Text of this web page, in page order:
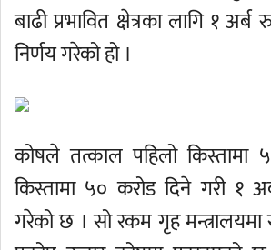
बाढी प्रभावित क्षेत्रका लागि १
निर्णय गरेको हो ।
कोषले तत्काल पहिलो किस्तामा
किस्तामा ५० करोड दिने गरी १
गरेको छ । सो रकम गृह मन्त्रालयमा